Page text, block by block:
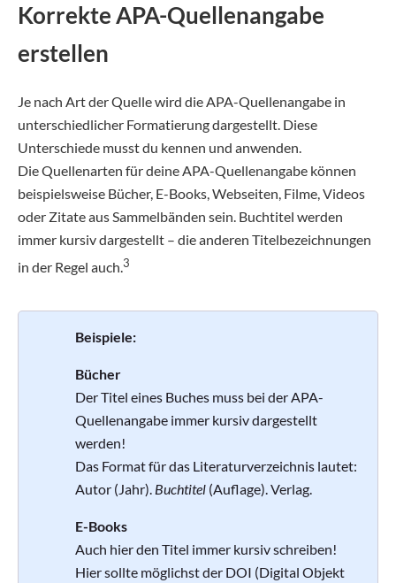
Korrekte APA-Quellenangabe
erstellen
Je nach Art der Quelle wird die APA-Quellenangabe in
unterschiedlicher Formatierung dargestellt. Diese
Unterschiede musst du kennen und anwenden.
Die Quellenarten für deine APA-Quellenangabe können
beispielsweise Bücher, E-Books, Webseiten, Filme, Videos
oder Zitate aus Sammelbänden sein. Buchtitel werden
immer kursiv dargestellt – die anderen Titelbezeichnungen
in der Regel auch.3
Beispiele:
Bücher
Der Titel eines Buches muss bei der APA-
Quellenangabe immer kursiv dargestellt
werden!
Das Format für das Literaturverzeichnis lautet:
Autor (Jahr). Buchtitel (Auflage). Verlag.
E-Books
Auch hier den Titel immer kursiv schreiben!
Hier sollte möglichst der DOI (Digital Objekt